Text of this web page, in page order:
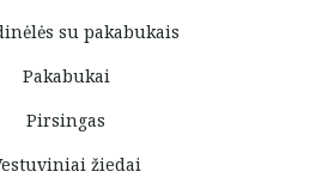
su pakabukais
Pakabukai
Pirsingas
žiedai